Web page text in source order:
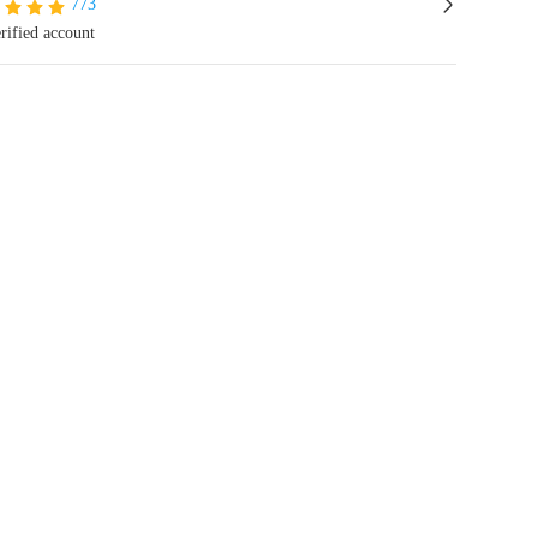
773
account